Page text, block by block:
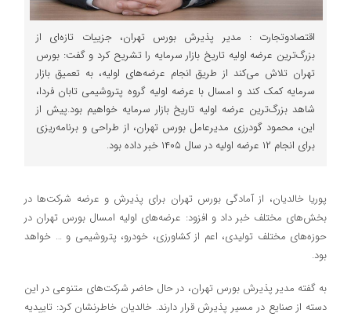
اقتصادوتجارت : مدیر پذیرش بورس تهران، جزییات تازه‌ای از
بزرگ‌ترین عرضه اولیه تاریخ بازار سرمایه را تشریح کرد و گفت: بورس
تهران تلاش می‌کند از طریق انجام عرضه‌های اولیه، به تعمیق بازار
سرمایه کمک کند و امسال با عرضه اولیه گروه پتروشیمی تابان فردا،
شاهد بزرگ‌ترین عرضه اولیه تاریخ بازار سرمایه خواهیم بود.پیش از
این، محمود گودرزی مدیرعامل بورس تهران، از طراحی و برنامه‌ریزی
برای انجام ۱۲ عرضه اولیه در سال ۱۴۰۵ خبر داده بود.
پوریا خالدیان، از آمادگی بورس تهران برای پذیرش و عرضه شرکت‌ها در
بخش‌های مختلف خبر داد و افزود: عرضه‌های اولیه امسال بورس تهران در
حوزه‌های مختلف تولیدی، اعم از کشاورزی، خودرو، پتروشیمی و … خواهد
بود.
به گفته مدیر پذیرش بورس تهران، در حال حاضر شرکت‌های متنوعی در این
دسته از صنایع در مسیر پذیرش قرار دارند. خالدیان خاطرنشان کرد: تاییدیه